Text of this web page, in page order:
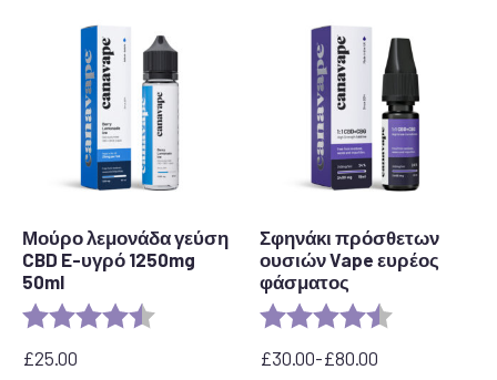
Μούρο λεμονάδα γεύση
CBD E-υγρό 1250mg
50ml
Αξιολόγηση: 4,5 από 5 αστέρια
£25.00
Σφηνάκι πρόσθετων
ουσιών Vape ευρέος
φάσματος
Αξιολόγηση:
£30.00-£80.00
Εύρος